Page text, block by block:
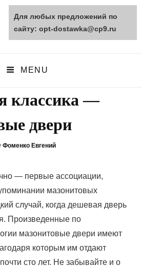
MENU
классика —
двери
Фоменко Евгений
— первые ассоциации,
мазонитовых
случай, когда дешевая дверь
Произведенные по
мазонитовые двери имеют
которым им отдают
сто лет. Не забывайте и о
Для любых предложений по
сайту: opt-dostawka@cp9.ru